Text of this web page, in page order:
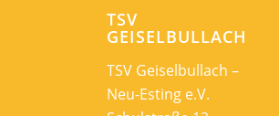
TSV
GEISELBULLACH
TSV Geiselbullach –
Neu-Esting e.V.